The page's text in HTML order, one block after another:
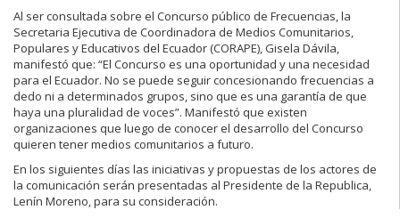
Al ser consultada sobre el Concurso público de Frecuencias, la
Secretaria Ejecutiva de Coordinadora de Medios Comunitarios,
Populares y Educativos del Ecuador (CORAPE), Gisela Dávila,
manifestó que: “El Concurso es una oportunidad y una necesidad
para el Ecuador. No se puede seguir concesionando frecuencias a
dedo ni a determinados grupos, sino que es una garantía de que
haya una pluralidad de voces”. Manifestó que existen
organizaciones que luego de conocer el desarrollo del Concurso
quieren tener medios comunitarios a futuro.
En los siguientes días las iniciativas y propuestas de los actores de
la comunicación serán presentadas al Presidente de la Republica,
Lenín Moreno, para su consideración.